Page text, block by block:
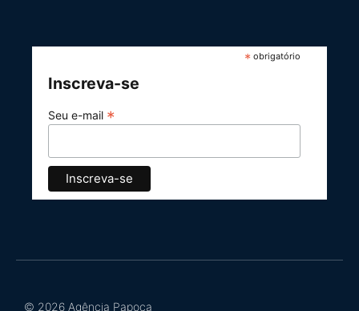
* obrigatório
Inscreva-se
Seu e-mail *
© 2026 Agência Papoca